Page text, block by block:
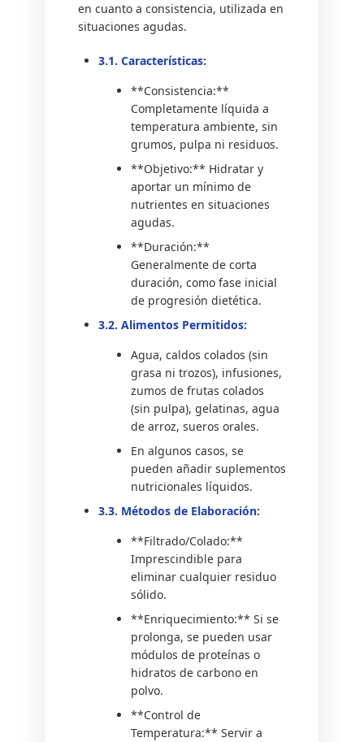
en cuanto a consistencia, utilizada en
situaciones agudas.
3.1. Características:
**Consistencia:**
Completamente líquida a
temperatura ambiente, sin
grumos, pulpa ni residuos.
**Objetivo:** Hidratar y
aportar un mínimo de
nutrientes en situaciones
agudas.
**Duración:**
Generalmente de corta
duración, como fase inicial
de progresión dietética.
3.2. Alimentos Permitidos:
Agua, caldos colados (sin
grasa ni trozos), infusiones,
zumos de frutas colados
(sin pulpa), gelatinas, agua
de arroz, sueros orales.
En algunos casos, se
pueden añadir suplementos
nutricionales líquidos.
3.3. Métodos de Elaboración:
**Filtrado/Colado:**
Imprescindible para
eliminar cualquier residuo
sólido.
**Enriquecimiento:** Si se
prolonga, se pueden usar
módulos de proteínas o
hidratos de carbono en
polvo.
**Control de
Temperatura:** Servir a